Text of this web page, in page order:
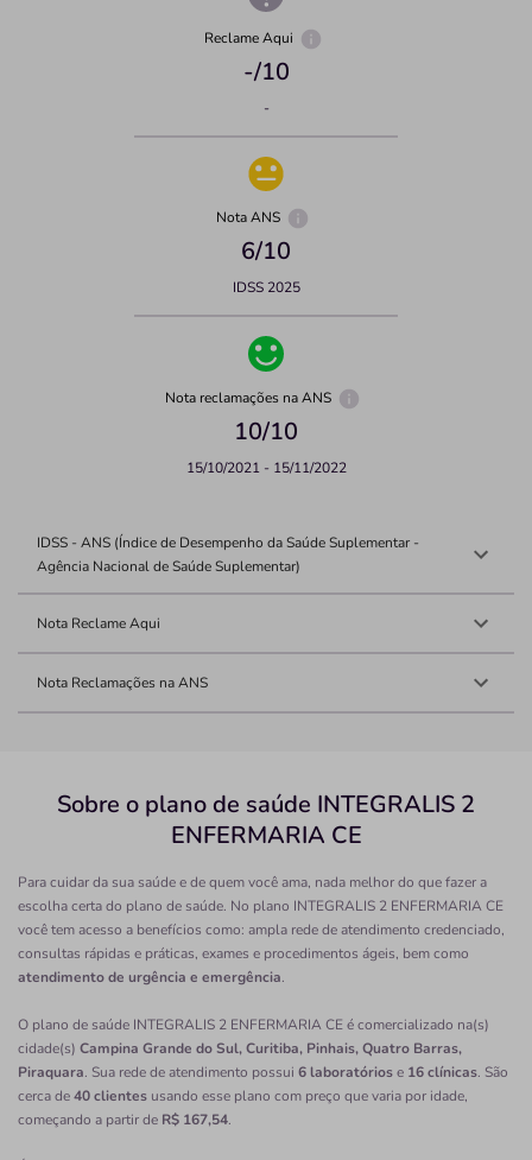
Reclame Aqui
-/10
-
Nota ANS
6/10
IDSS 2025
Nota reclamações na ANS
10/10
15/10/2021 - 15/11/2022
IDSS - ANS (Índice de Desempenho da Saúde Suplementar -
Agência Nacional de Saúde Suplementar)
Nota Reclame Aqui
Nota Reclamações na ANS
Sobre o plano de saúde INTEGRALIS 2
ENFERMARIA CE
Para cuidar da sua saúde e de quem você ama, nada melhor do que fazer a
escolha certa do plano de saúde. No plano INTEGRALIS 2 ENFERMARIA CE
você tem acesso a benefícios como: ampla rede de atendimento credenciado,
consultas rápidas e práticas, exames e procedimentos ágeis, bem como
atendimento de urgência e emergência.
O plano de saúde INTEGRALIS 2 ENFERMARIA CE é comercializado na(s)
cidade(s) Campina Grande do Sul, Curitiba, Pinhais, Quatro Barras,
Piraquara. Sua rede de atendimento possui 6 laboratóriose 16 clínicas. São
cerca de40 clientes usando esse plano com preço que varia por idade,
começando a partir de R$ 167,54.